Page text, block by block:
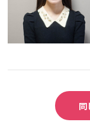
同